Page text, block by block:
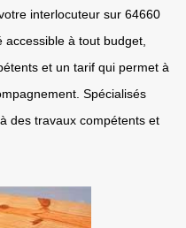
interlocuteur sur 64660
à tout budget,
et un tarif qui permet à
Spécialisés
des travaux compétents et